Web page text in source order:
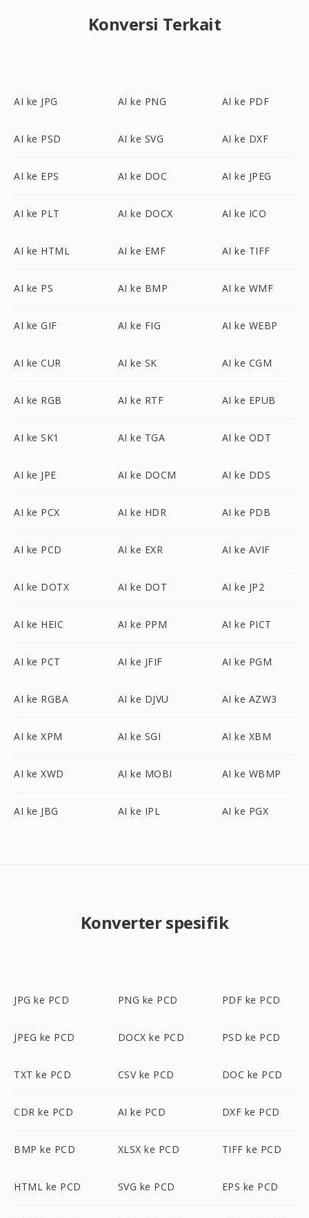
Konversi Terkait
AI ke JPG AI ke PNG AI ke PDF
AI ke PSD AI ke SVG AI ke DXF
AI ke EPS AI ke DOC AI ke JPEG
AI ke PLT AI ke DOCX AI ke ICO
AI ke HTML AI ke EMF AI ke TIFF
AI ke PS AI ke BMP AI ke WMF
AI ke GIF AI ke FIG AI ke WEBP
AI ke CUR AI ke SK AI ke CGM
AI ke RGB AI ke RTF AI ke EPUB
AI ke SK1 AI ke TGA AI ke ODT
AI ke JPE AI ke DOCM AI ke DDS
AI ke PCX AI ke HDR AI ke PDB
AI ke PCD AI ke EXR AI ke AVIF
AI ke DOTX AI ke DOT AI ke JP2
AI ke HEIC AI ke PPM AI ke PICT
AI ke PCT AI ke JFIF AI ke PGM
AI ke RGBA AI ke DJVU AI ke AZW3
AI ke XPM AI ke SGI AI ke XBM
AI ke XWD AI ke MOBI AI ke WBMP
AI ke JBG AI ke IPL AI ke PGX
Konverter spesifik
JPG ke PCD PNG ke PCD PDF ke PCD
JPEG ke PCD DOCX ke PCD PSD ke PCD
TXT ke PCD CSV ke PCD DOC ke PCD
CDR ke PCD AI ke PCD DXF ke PCD
BMP ke PCD XLSX ke PCD TIFF ke PCD
HTML ke PCD SVG ke PCD EPS ke PCD